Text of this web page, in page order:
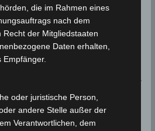
Sidi Abdelhamid
7. August 2026
die im Rahmen eines
nach dem
Recht der Mitgliedstaaten
Daten erhalten,
oder juristische Person,
andere Stelle außer der
Verantwortlichen, dem